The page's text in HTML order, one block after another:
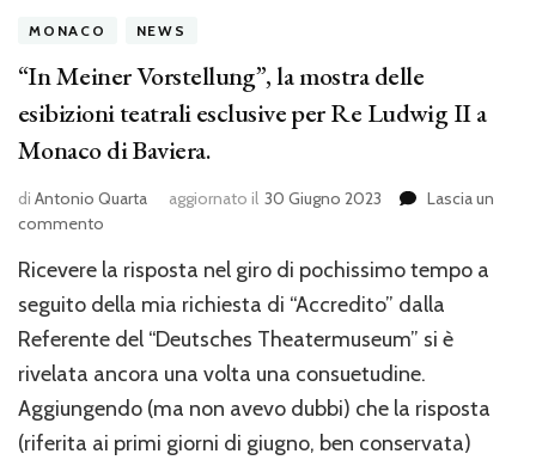
MONACO NEWS
“In Meiner Vorstellung”, la mostra delle
esibizioni teatrali esclusive per Re Ludwig II a
Monaco di Baviera.
di Antonio Quarta aggiornato il 30 Giugno 2023
Lascia un
commento
Meiner
Vorstellung”,
mostra
delle
esibizioni
teatrali
esclusive
Ricevere la risposta nel giro di pochissimo tempo a
seguito della mia richiesta di “Accredito” dalla
Referente del “Deutsches Theatermuseum” si è
rivelata ancora una volta una consuetudine.
Aggiungendo (ma non avevo dubbi) che la risposta
(riferita ai primi giorni di giugno, ben conservata)